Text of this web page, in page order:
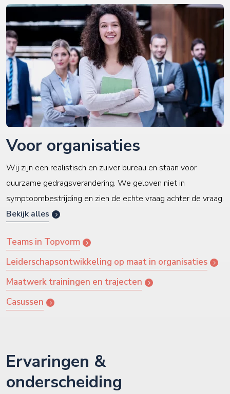
Voor organisaties
Wij zijn een realistisch en zuiver bureau en staan voor
duurzame gedragsverandering. We geloven niet in
symptoombestrijding en zien de echte vraag achter de vraag.
Bekijk alles
Teams in Topvorm
Leiderschapsontwikkeling op maat in organisaties
Maatwerk trainingen en trajecten
Casussen
Ervaringen &
onderscheiding